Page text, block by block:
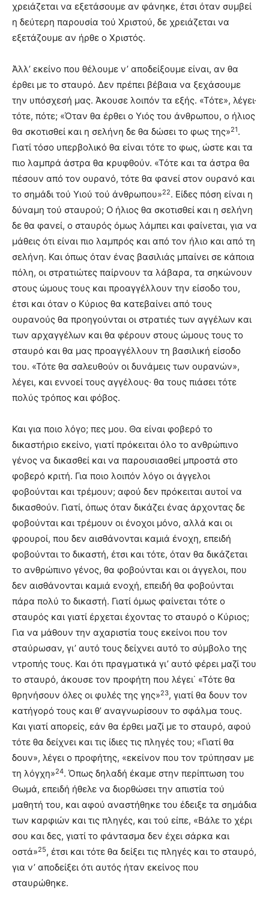
χρειάζεται να εξετάσου­με αν φάνηκε, έτσι όταν συμβεί
η δεύτερη παρουσία τού Χριστού, δε χρειάζεται να
εξετάζουμε αν ήρθε ο Χριστός.
Άλλ’ εκείνο που θέλουμε ν’ αποδείξουμε είναι, αν θα
έρθει με το σταυρό. Δεν πρέπει βέβαια να ξεχάσουμε
την υπόσχεσή μας. Άκουσε λοιπόν τα εξής. «Τότε», λέγει·
τότε, πότε; «Όταν θα έρθει ο Υιός του άνθρωπου, ο ήλιος
θα σκοτισθεί και η σελήνη δε θα δώσει το φως της»21.
Γιατί τόσο υπερβολικό θα είναι τότε το φως, ώστε και τα
πιο λαμπρά άστρα θα κρυφθούν. «Τότε και τα άστρα θα
πέσουν από τον ουρανό, τότε θα φανεί στον ουρανό και
το σημάδι τού Υιού τού άνθρωπου»22. Είδες πόση είναι η
δύναμη τού σταυρού; Ο ήλιος θα σκοτισθεί και η σελήνη
δε θα φανεί, ο σταυρός όμως λάμπει και φαίνεται, για να
μάθεις ότι είναι πιο λαμπρός και από τον ήλιο και από τη
σελήνη. Και όπως όταν ένας βασιλιάς μπαίνει σε κάποια
πόλη, οι στρατιώτες παίρνουν τα λάβαρα, τα σηκώνουν
στους ώμους τους και προαγγέλλουν την είσοδο του,
έτσι και όταν ο Κύριος θα κατεβαίνει από τους
ουρανούς θα προηγούνται οι στρατιές των αγγέλων και
των αρχαγγέλων και θα φέρουν στους ώμους τους το
σταυρό και θα μας προαγγέλλουν τη βασιλική είσοδο
του. «Τότε θα σαλευθούν οι δυνάμεις των ουρανών»,
λέγει, και εννοεί τους αγγέλους· θα τους πιάσει τότε
πολύς τρόπος και φόβος.
Και για ποιο λόγο; πες μου. Θα είναι φοβερό το
δικαστήριο εκείνο, γιατί πρόκειται όλο το ανθρώπινο
γένος να δικασθεί και να παρουσιασθεί μπροστά στο
φοβερό κριτή. Για ποιο λοιπόν λόγο οι άγγελοι
φοβούνται και τρέμουν; αφού δεν πρόκειται αυτοί να
δικασθούν. Γιατί, όπως όταν δικάζει ένας άρχοντας δε
φοβούνται και τρέμουν οι ένοχοι μόνο, αλλά και οι
φρουροί, που δεν αισθάνονται καμιά ένοχη, επειδή
φοβούνται το δικαστή, έτσι και τότε, όταν θα δικάζεται
το ανθρώπινο γένος, θα φοβούνται και οι άγγελοι, που
δεν αισθάνονται καμιά ενοχή, επειδή θα φοβούνται
πάρα πολύ το δικαστή. Γιατί όμως φαίνεται τότε ο
σταυρός και γιατί έρχεται έχοντας το σταυρό ο Κύριος;
Για να μάθουν την αχαριστία τους εκείνοι που τον
σταύρωσαν, γι’ αυτό τους δείχνει αυτό το σύμβολο της
ντροπής τους. Και ότι πραγματικά γι’ αυτό φέρει μαζί του
το σταυρό, άκουσε τον προφήτη που λέγει˙ «Τότε θα
θρηνήσουν όλες οι φυλές της γης»23, γιατί θα δουν τον
κατήγορό τους και θ’ αναγνωρίσουν το σφάλμα τους.
Και γιατί απορείς, εάν θα έρθει μαζί με το σταυρό, αφού
τότε θα δείχνει και τις ίδιες τις πληγές του; «Γιατί θα
δουν», λέγει ο προφήτης, «εκείνον που τον τρύπησαν με
τη λόγχη»24. Όπως δηλαδή έκαμε στην περίπτωση του
Θωμά, επειδή ήθελε να διορθώσει την απιστία τού
μαθητή του, και αφού αναστήθηκε του έδειξε τα σημάδια
των καρφιών και τις πληγές, και τού είπε, «Βάλε το χέρι
σου και δες, γιατί το φάντασμα δεν έχει σάρκα και
οστά»25, έτσι και τότε θα δείξει τις πληγές και το σταυρό,
για ν’ αποδείξει ότι αυτός ήταν εκείνος που
σταυρώθηκε.